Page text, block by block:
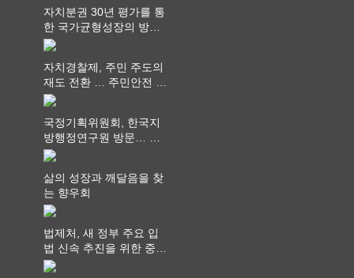
자치분권 30년 평가를 통
한 국가균형성장의 방향
과 과제 논의
자치경찰제, 주민 주도의
재도 전환 … 주민안전 치
안서비스가 최우선 되어
국정기획위원회, 한국지
방행정연구원 방문… 국
가균형성장 논의
삶의 성장과 깨달음을 찾
는 향우회
법제처, 새 정부 주요 입
법 신속 추진을 위한 중앙
부처 법무담당관 회의 개